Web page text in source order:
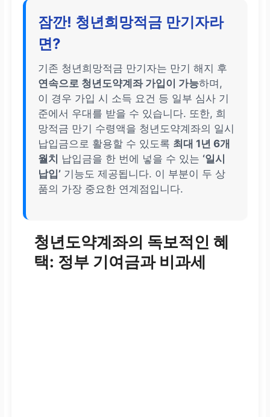
잠깐! 청년희망적금 만기자라
면?
기존 청년희망적금 만기자는 만기 해지 후
연속으로 청년도약계좌 가입이 가능하며,
이 경우 가입 시 소득 요건 등 일부 심사 기
준에서 우대를 받을 수 있습니다. 또한, 희
망적금 만기 수령액을 청년도약계좌의 일시
납입금으로 활용할 수 있도록 최대 1년 6개
월치 납입금을 한 번에 넣을 수 있는 ‘일시
납입’ 기능도 제공됩니다. 이 부분이 두 상
품의 가장 중요한 연계점입니다.
청년도약계좌의 독보적인 혜
택: 정부 기여금과 비과세